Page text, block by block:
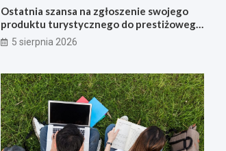
Ostatnia szansa na zgłoszenie swojego
produktu turystycznego do prestiżowego
konkursu POT
5 sierpnia 2026